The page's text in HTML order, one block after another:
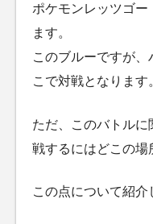
ポケモンレッツゴー
ます。
このブルーですが
こで対戦となります
ただ、このバトル
戦するにはどこの場
この点について紹介